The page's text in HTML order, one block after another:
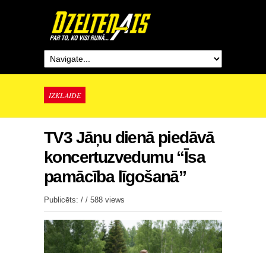
IZKLAIDE
TV3 Jāņu dienā piedāvā
koncertuzvedumu “Īsa
pamācība līgošanā”
Publicēts: / / 588 views